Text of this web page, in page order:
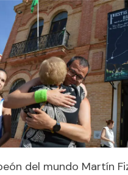
del mundo Martín